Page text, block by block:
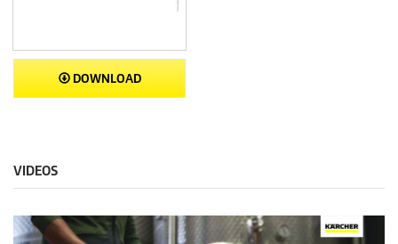
DOWNLOAD
VIDEOS